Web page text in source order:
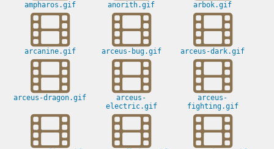
ampharos.gif anorith.gif arbok.gif
arcanine.gif arceus-bug.gif arceus-dark.gif
arceus-dragon.gif
arceus-
electric.gif
arceus-
fighting.gif